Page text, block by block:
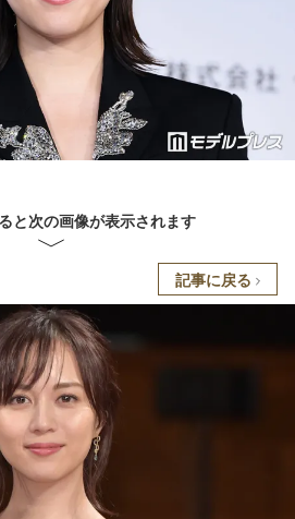
と次の画像が表示されます
記事に戻る